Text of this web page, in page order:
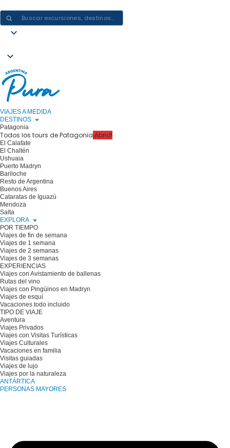
VIAJES A MEDIDA
DESTINOS
Patagonia
Todos los tours de Patagonia¡Abrid!
El Calafate
El Chaltén
Ushuaia
Puerto Madryn
Bariloche
Resto de Argentina
Buenos Aires
Cataratas de Iguazú
Mendoza
Salta
EXPLORA
POR TIEMPO
Viajes de fin de semana
Viajes de 1 semana
Viajes de 2 semanas
Viajes de 3 semanas
EXPERIENCIAS
Viajes con Avistamiento de ballenas
Rutas del vino
Viajes con Pingüinos en Madryn
Viajes de esquí
Vacaciones todo incluido
TIPO DE VIAJE
Aventura
Viajes Privados
Viajes con Visitas Turísticas
Viajes Culturales
Vacaciones en familia
Visitas guiadas
Viajes de lujo
Viajes por la naturaleza
ANTÁRTICA
PERSONAS MAYORES